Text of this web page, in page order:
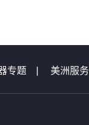
专题 美洲服
| 虚拟主机问题